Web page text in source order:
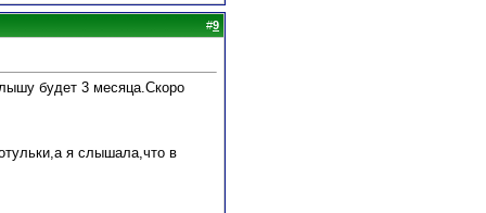
#9
будет 3 месяца.Скоро
я слышала,что в